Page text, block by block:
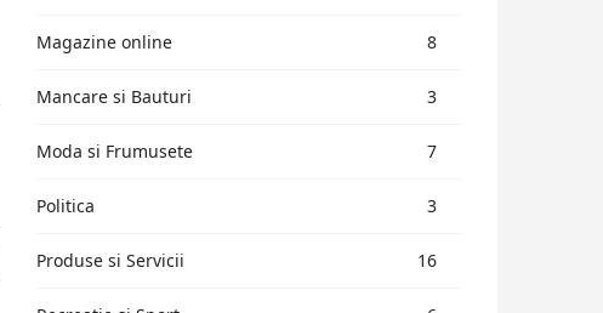
Magazine online 8
Mancare si Bauturi 3
Moda si Frumusete 7
Politica 3
Produse si Servicii 16